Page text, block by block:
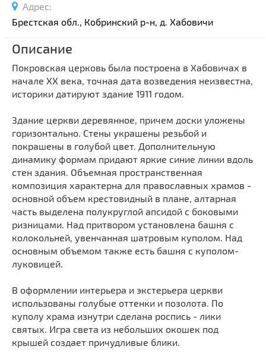
Ратуши
Родовые усадьбы
Садово-парковая архитектура
Национальные парки и заказники
Озера и водоемы
Памятники
Памятники археологии
Памятники геодезии
Памятники природы
Памятники известным людям
Церкви
Монастыри
Костелы
Мечети
Синагоги
Кирхи
Кладбище
Культурные центры
Выберите область
Выберите район
Выберите населенный пункт
Выберите направление
Адрес:
Брестская обл., Кобринский р-н, д. Хабовичи
Описание
Покровская церковь была построена в Хабовичах в
начале XX века, точная дата возведения неизвестна,
историки датируют здание 1911 годом.
Здание церкви деревянное, причем доски уложены
горизонтально. Стены украшены резьбой и
покрашены в голубой цвет. Дополнительную
динамику формам придают яркие синие линии вдоль
стен здания. Объемная пространственная
композиция характерна для православных храмов -
основной объем крестовидный в плане, алтарная
часть выделена полукруглой апсидой с боковыми
ризницами. Над притвором установлена башня с
колокольней, увенчанная шатровым куполом. Над
основным объемом также есть башня с куполом-
луковицей.
В оформлении интерьера и экстерьера церкви
использованы голубые оттенки и позолота. По
куполу храма изнутри сделана роспись - лики
святых. Игра света из небольших окошек под
крышей создает причудливые блики.